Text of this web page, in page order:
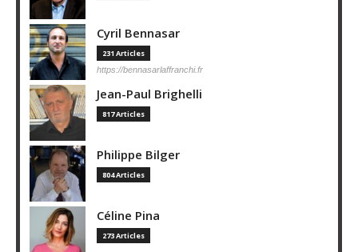
Cyril Bennasar
231 Articles
https://bennasarlaffranchi.fr
Jean-Paul Brighelli
817 Articles
Philippe Bilger
804 Articles
Céline Pina
273 Articles